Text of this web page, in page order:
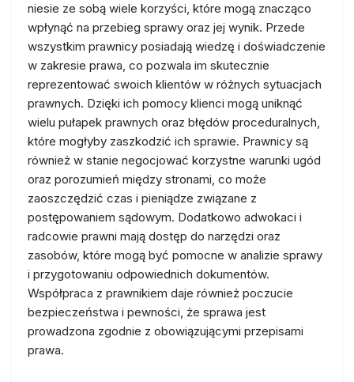
niesie ze sobą wiele korzyści, które mogą znacząco
wpłynąć na przebieg sprawy oraz jej wynik. Przede
wszystkim prawnicy posiadają wiedzę i doświadczenie
w zakresie prawa, co pozwala im skutecznie
reprezentować swoich klientów w różnych sytuacjach
prawnych. Dzięki ich pomocy klienci mogą uniknąć
wielu pułapek prawnych oraz błędów proceduralnych,
które mogłyby zaszkodzić ich sprawie. Prawnicy są
również w stanie negocjować korzystne warunki ugód
oraz porozumień między stronami, co może
zaoszczędzić czas i pieniądze związane z
postępowaniem sądowym. Dodatkowo adwokaci i
radcowie prawni mają dostęp do narzędzi oraz
zasobów, które mogą być pomocne w analizie sprawy
i przygotowaniu odpowiednich dokumentów.
Współpraca z prawnikiem daje również poczucie
bezpieczeństwa i pewności, że sprawa jest
prowadzona zgodnie z obowiązującymi przepisami
prawa.